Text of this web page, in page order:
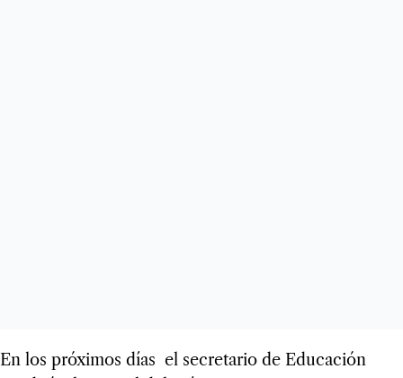
En los próximos días el secretario de Educación